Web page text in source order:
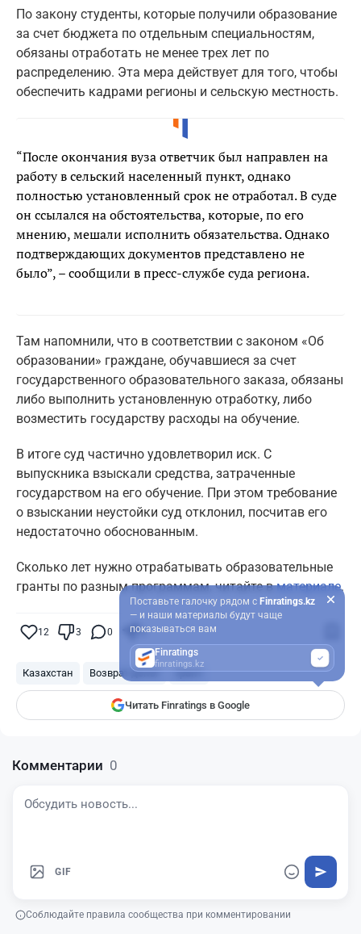
По закону студенты, которые получили образование
за счет бюджета по отдельным специальностям,
обязаны отработать не менее трех лет по
распределению. Эта мера действует для того, чтобы
обеспечить кадрами регионы и сельскую местность.
“После окончания вуза ответчик был направлен на
работу в сельский населенный пункт, однако
полностью установленный срок не отработал. В суде
он ссылался на обстоятельства, которые, по его
мнению, мешали исполнить обязательства. Однако
подтверждающих документов представлено не
было”, – сообщили в пресс-службе суда региона.
Там напомнили, что в соответствии с законом «Об
образовании» граждане, обучавшиеся за счет
государственного образовательного заказа, обязаны
либо выполнить установленную отработку, либо
возместить государству расходы на обучение.
В итоге суд частично удовлетворил иск. С
выпускника взыскали средства, затраченные
государством на его обучение. При этом требование
о взыскании неустойки суд отклонил, посчитав его
недостаточно обоснованным.
Сколько лет нужно отрабатывать образовательные
гранты по разным программам, читайте вматериале.
12 3 0 8
Казахстан Возврат денег грант
Читать Finratings в Google
Поставьте галочку рядом с Finratings.kz
— и наши материалы будут чаще
показываться вам
Finratings
finratings.kz
Комментарии 0
GIF
Соблюдайте правила сообщества при комментировании